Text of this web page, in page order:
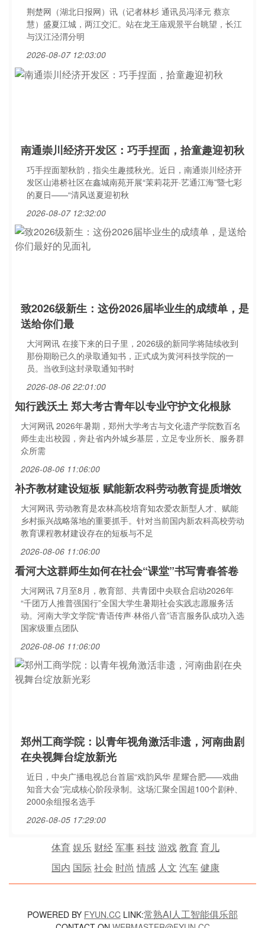
荆楚网（湖北日报网）讯（记者林杉 通讯员冯泽元 蔡京
慧）盛夏江城，两江交汇。站在龙王庙观景平台眺望，长江
与汉江泾渭分明
2026-08-07 12:03:00
南通崇川经济开发区：巧手捏面，拾童趣迎初秋
巧手捏面塑秋韵，指尖生趣揽秋光。近日，南通崇川经济开
发区山港桥社区在鑫城南苑开展“茉莉花开·艺通江海”暨七彩
的夏日——“清风送夏迎初秋
2026-08-07 12:32:00
致2026级新生：这份2026届毕业生的成绩单，是
送给你们最
大河网讯 在接下来的日子里，2026级的新同学将陆续收到
那份期盼已久的录取通知书，正式成为黄河科技学院的一
员。当收到这封录取通知书时
2026-08-06 22:01:00
知行践沃土 郑大考古青年以专业守护文化根脉
大河网讯 2026年暑期，郑州大学考古与文化遗产学院数百名
师生走出校园，奔赴省内外城乡基层，立足专业所长、服务群
众所需
2026-08-06 11:06:00
补齐教材建设短板 赋能新农科劳动教育提质增效
大河网讯 劳动教育是农林高校培育知农爱农新型人才、赋能
乡村振兴战略落地的重要抓手。针对当前国内新农科高校劳动
教育课程教材建设存在的短板与不足
2026-08-06 11:06:00
看河大这群师生如何在社会“课堂”书写青春答卷
大河网讯 7月至8月，教育部、共青团中央联合启动2026年
“千团万人推普强国行”全国大学生暑期社会实践志愿服务活
动。河南大学文学院“青语传声·林俗八音”语言服务队成功入选
国家级重点团队
2026-08-06 11:06:00
郑州工商学院：以青年视角激活非遗，河南曲剧
在央视舞台绽放新光
近日，中央广播电视总台首届“戏韵风华 星耀合肥——戏曲
知音大会”完成核心阶段录制。这场汇聚全国超100个剧种、
2000余组报名选手
2026-08-05 17:29:00
体育娱乐 财经军事科技游戏教育育儿
国内 国际社会 时尚 情感 人文 汽车健康
POWERED BY FYUN.CC LINK:常熟AI人工智能俱乐部